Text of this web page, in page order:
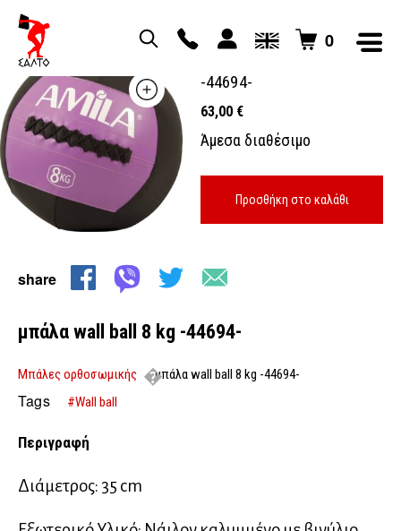
0
-44694-
63,00 €
Άμεσα διαθέσιμο
Προσθήκη στο καλάθι
share
μπάλα wall ball 8 kg -44694-
Μπάλες ορθοσωμικής μπάλα wall ball 8 kg -44694-
Tags #Wall ball
Περιγραφή
Διάμετρος: 35 cm